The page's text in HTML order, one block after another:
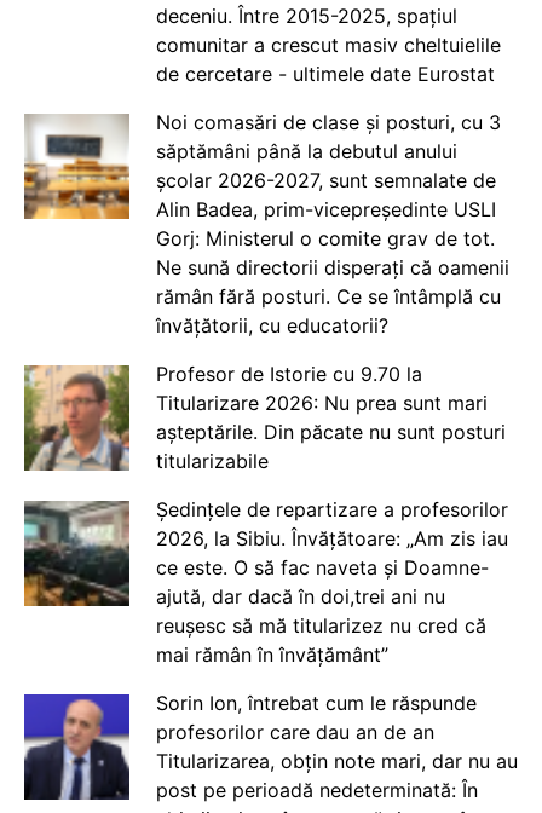
deceniu. Între 2015-2025, spațiul
comunitar a crescut masiv cheltuielile
de cercetare - ultimele date Eurostat
Noi comasări de clase și posturi, cu 3
săptămâni până la debutul anului
școlar 2026-2027, sunt semnalate de
Alin Badea, prim-vicepreședinte USLI
Gorj: Ministerul o comite grav de tot.
Ne sună directorii disperați că oamenii
rămân fără posturi. Ce se întâmplă cu
învățătorii, cu educatorii?
Profesor de Istorie cu 9.70 la
Titularizare 2026: Nu prea sunt mari
așteptările. Din păcate nu sunt posturi
titularizabile
Ședințele de repartizare a profesorilor
2026, la Sibiu. Învățătoare: „Am zis iau
ce este. O să fac naveta și Doamne-
ajută, dar dacă în doi,trei ani nu
reușesc să mă titularizez nu cred că
mai rămân în învățământ”
Sorin Ion, întrebat cum le răspunde
profesorilor care dau an de an
Titularizarea, obțin note mari, dar nu au
post pe perioadă nedeterminată: În